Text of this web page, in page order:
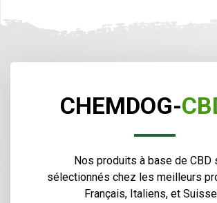
CHEMDOG-
Nos produits à base de CBD
sélectionnés chez les meilleurs
Français, Italiens, et